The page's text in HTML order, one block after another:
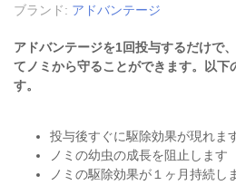
ブランド: アドバンテージ
アドバンテージを1回投与するだけで
てノミから守ることができます。以下
す。
投与後すぐに駆除効果が現れま
ノミの幼虫の成長を阻止します
ノミの駆除効果が１ヶ月持続し